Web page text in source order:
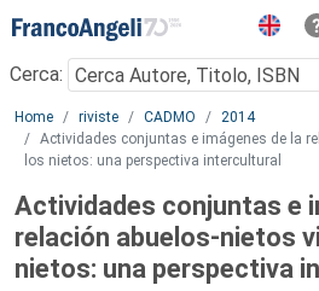
Menu
Cerca:
Main content
Home riviste CADMO
2014
Actividades conjuntas e imágenes de la
los nietos: una perspectiva intercultural
Actividades conjuntas e
relación abuelos-nietos
nietos: una perspectiva